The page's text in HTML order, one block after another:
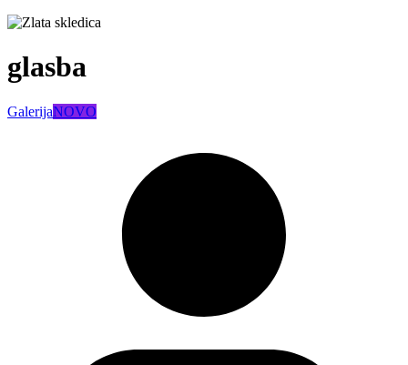
glasba
GalerijaNOVO